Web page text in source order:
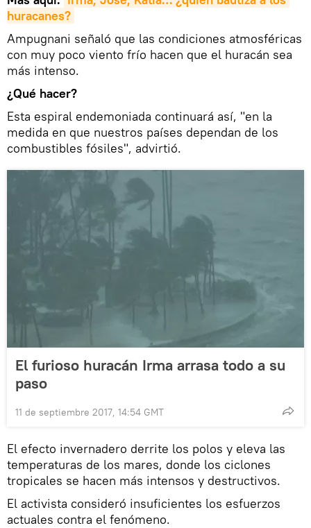
huracanes?
Ampugnani señaló que las condiciones atmosféricas
con muy poco viento frío hacen que el huracán sea
más intenso.
¿Qué hacer?
Esta espiral endemoniada continuará así, "en la
medida en que nuestros países dependan de los
combustibles fósiles", advirtió.
El furioso huracán Irma arrasa todo a su
paso
11 de septiembre 2017, 14:54 GMT
El efecto invernadero derrite los polos y eleva las
temperaturas de los mares, donde los ciclones
tropicales se hacen más intensos y destructivos.
El activista consideró insuficientes los esfuerzos
actuales contra el fenómeno.